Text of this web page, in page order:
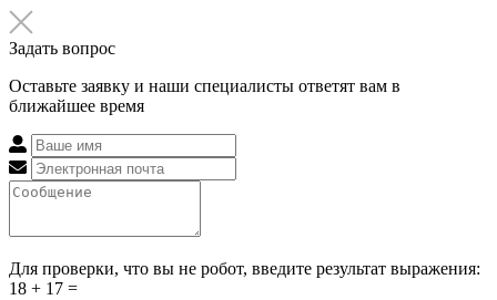
Задать вопрос
Оставьте заявку и наши специалисты ответят вам в
ближайшее время
Для проверки, что вы не робот, введите результат выражения:
18 + 17 =